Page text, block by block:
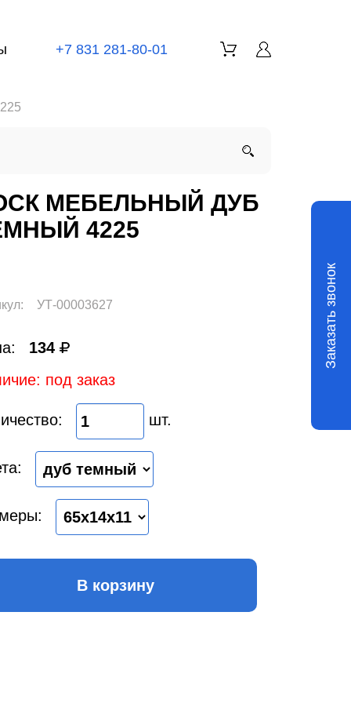
+7 831 281-80-01
МЕБЕЛЬНЫЙ ДУБ
4225
УТ-00003627
134
под заказ
шт.
В корзину
Заказать звонок